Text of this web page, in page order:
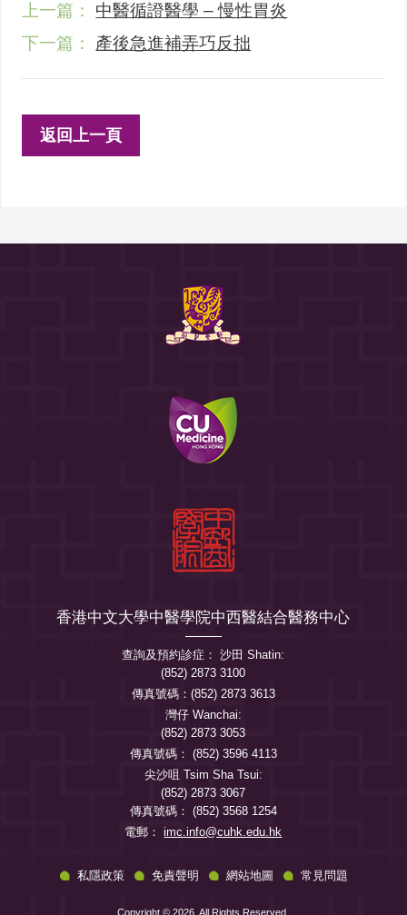
上一篇：
中醫循證醫學 – 慢性胃炎
下一篇：
產後急進補弄巧反拙
返回上一頁
香港中文大學中醫學院中西醫結合醫務中心
查詢及預約診症： 沙田 Shatin:
(852) 2873 3100
傳真號碼：(852) 2873 3613
灣仔 Wanchai:
(852) 2873 3053
傳真號碼： (852) 3596 4113
尖沙咀 Tsim Sha Tsui:
(852) 2873 3067
傳真號碼： (852) 3568 1254
電郵：imc.info@cuhk.edu.hk
私隱政策 免責聲明 網站地圖 常見問題
Copyright © 2026. All Rights Reserved.